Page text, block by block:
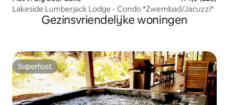
Lakeside Lumberjack Lodge - Condo *Zwembad/Jacuzzi*
Gezinsvriendelijke woningen
Superhost
Superhost